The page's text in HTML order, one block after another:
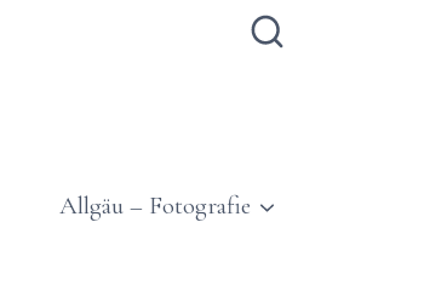
Allgäu – Fotografie